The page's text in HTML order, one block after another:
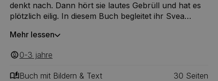
denkt nach. Dann hört sie lautes Gebrüll und hat es
plötzlich eilig. In diesem Buch begleitet ihr Svea
Weise.
Mehr lessen
0-3 ‎‎ jahre
Buch mit Bildern & Text 30 ‎‎ Seiten